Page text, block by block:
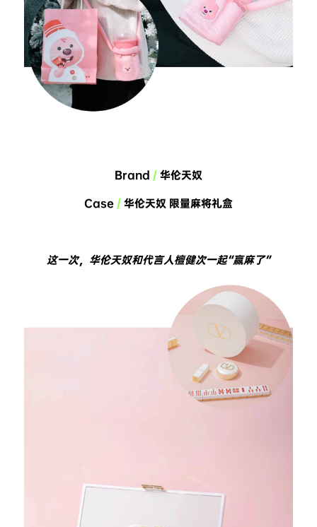
Brand / 华伦天奴
Case / 华伦天奴 限量麻将礼盒
这一次，华伦天奴和代言人檀健次一起“赢麻了”